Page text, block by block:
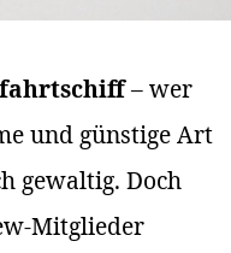
– wer
und günstige Art
gewaltig. Doch
Mitglieder